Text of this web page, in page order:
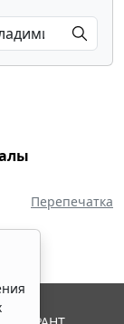
Перепечатка